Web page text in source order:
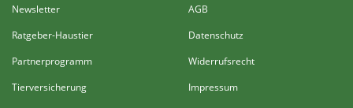
Newsletter
Ratgeber-Haustier
Partnerprogramm
Tierversicherung
AGB
Datenschutz
Widerrufsrecht
Impressum